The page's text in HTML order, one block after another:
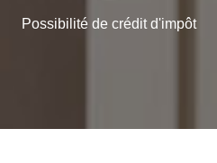
Possibilité de crédit d'impôt